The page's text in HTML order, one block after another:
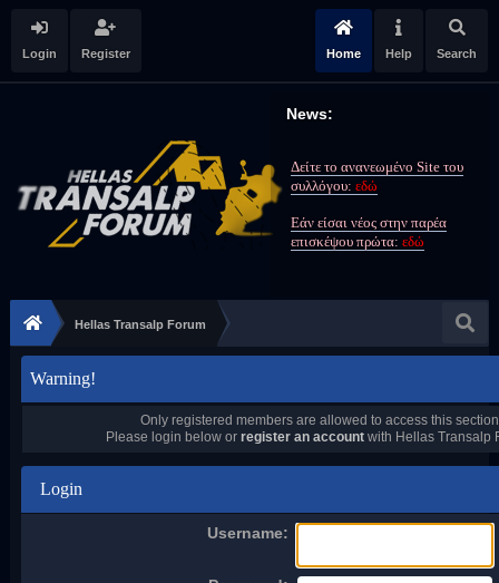
Login Register Home Help Search
News:
Δείτε το ανανεωμένο Site του
συλλόγου: εδώ
Εάν είσαι νέος στην παρέα
επισκέψου πρώτα: εδώ
Hellas Transalp Forum
Warning!
Only registered members are allowed to access this
Please login below orregister an account with Hellas Transalp
Login
Username: